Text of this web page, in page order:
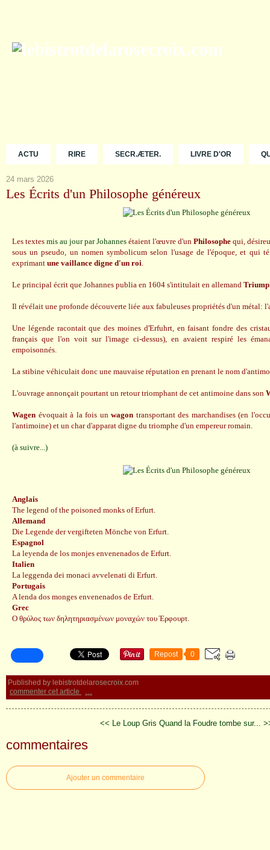
ACTU RIRE SECR.ÆTER. LIVRE D'OR
24 mars 2026
Les Écrits d'un Philosophe généreux
Les textes mis au jour par Johannes étaient l'œuvre d'un Philosophe qui,
sous un pseudo, un nomen symbolicum selon l'usage de l'époque, et qui
exprimant une vaillance digne d'un roi.
Le principal écrit que Johannes publia en 1604 s'intitulait en allemand
Il révélait une profonde découverte liée aux fabuleuses propriétés d'un métal:
Une légende racontait que des moines d'Erfuhrt, en faisant fondre des
français que l'on voit sur l'image ci-dessus), en avaient respiré les
empoisonnés.
La stibine véhiculait donc une mauvaise réputation en prenant le nom
L'ouvrage annonçait pourtant un retour triomphant de cet antimoine dans son
Wagen évoquait à la fois unwagon transportant des marchandises (en
l'antimoine) et un char d'apparat digne du triomphe d'un empereur romain.
(à suivre...)
Anglais
The legend of the poisoned monks of Erfurt.
Allemand
Die Legende der vergifteten Mönche von Erfurt.
Espagnol
La leyenda de los monjes envenenados de Erfurt.
Italien
La leggenda dei monaci avvelenati di Erfurt.
Portugais
A lenda dos monges envenenados de Erfurt.
Grec
Ο θρύλος των δηλητηριασμένων μοναχών του Έρφουρτ.
Repost 0
Published by lebistrotdelarosecroix.com
commenter cet article
…
<< Le Loup Gris Quand la Foudre tombe sur...
commentaires
Ajouter un commentaire